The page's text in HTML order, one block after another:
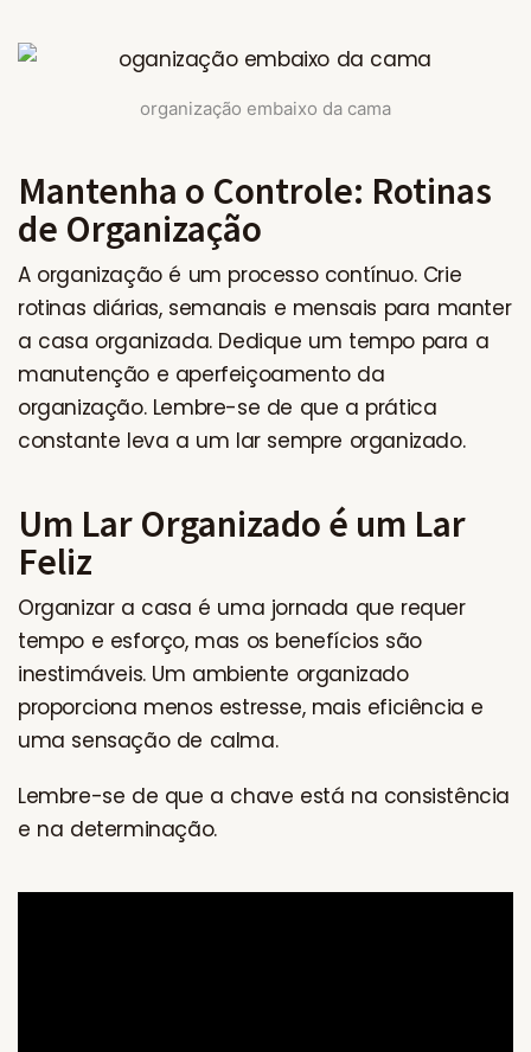
organização embaixo da cama
Mantenha o Controle: Rotinas
de Organização
A organização é um processo contínuo. Crie
rotinas diárias, semanais e mensais para manter
a casa organizada. Dedique um tempo para a
manutenção e aperfeiçoamento da
organização. Lembre-se de que a prática
constante leva a um lar sempre organizado.
Um Lar Organizado é um Lar
Feliz
Organizar a casa é uma jornada que requer
tempo e esforço, mas os benefícios são
inestimáveis. Um ambiente organizado
proporciona menos estresse, mais eficiência e
uma sensação de calma.
Lembre-se de que a chave está na consistência
e na determinação.